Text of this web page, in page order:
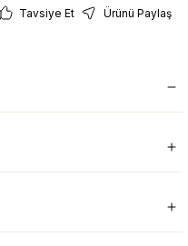
Tavsiye Et
Ürünü Paylaş